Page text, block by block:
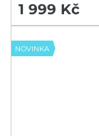
1 999 Kč
NOVINKA